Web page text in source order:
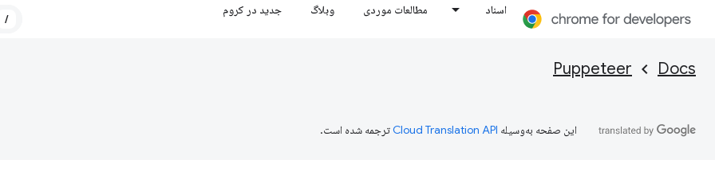
اسناد مطالعات موردی وبلاگ جدید در کروم
/
Docs
Puppeteer
این صفحه به‌وسیله ترجمه شده است.